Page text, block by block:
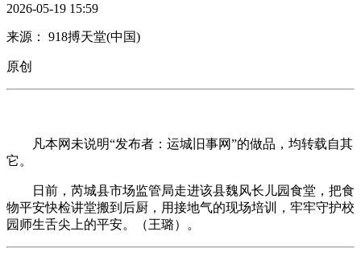
2026-05-19 15:59
来源： 918搏天堂(中国)
原创
凡本网未说明“发布者：运城旧事网”的做品，均转载自其
它。
日前，芮城县市场监管局走进该县魏风长儿园食堂，把食
物平安快检讲堂搬到后厨，用接地气的现场培训，牢牢守护校
园师生舌尖上的平安。（王璐）。